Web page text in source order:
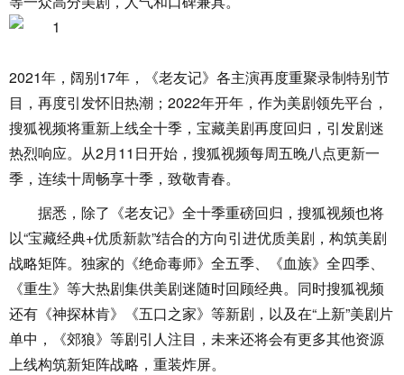
2021年，阔别17年，《老友记》各主演再度重聚录制特别节
目，再度引发怀旧热潮；2022年开年，作为美剧领先平台，
搜狐视频将重新上线全十季，宝藏美剧再度回归，引发剧迷
热烈响应。从2月11日开始，搜狐视频每周五晚八点更新一
季，连续十周畅享十季，致敬青春。
据悉，除了《老友记》全十季重磅回归，搜狐视频也将
以“宝藏经典+优质新款”结合的方向引进优质美剧，构筑美剧
战略矩阵。独家的《绝命毒师》全五季、《血族》全四季、
《重生》等大热剧集供美剧迷随时回顾经典。同时搜狐视频
还有《神探林肯》《五口之家》等新剧，以及在“上新”美剧片
单中，《郊狼》等剧引人注目，未来还将会有更多其他资源
上线构筑新矩阵战略，重装炸屏。